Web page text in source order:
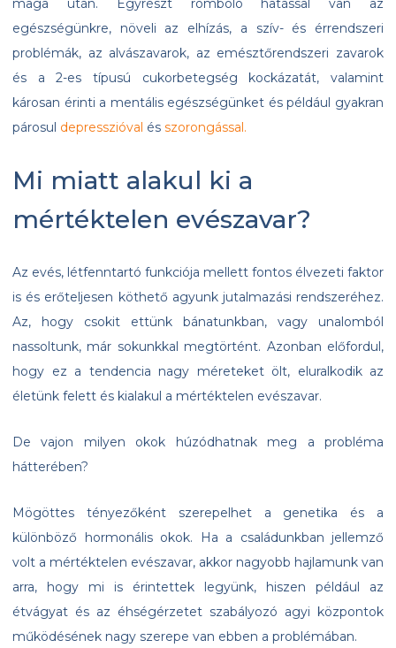
maga után. Egyrészt romboló hatással van az
egészségünkre, növeli az elhízás, a szív- és érrendszeri
problémák, az alvászavarok, az emésztőrendszeri zavarok
és a 2-es típusú cukorbetegség kockázatát, valamint
károsan érinti a mentális egészségünket és például gyakran
párosul depresszióval és szorongással.
Mi miatt alakul ki a
mértéktelen evészavar?
Az evés, létfenntartó funkciója mellett fontos élvezeti faktor
is és erőteljesen köthető agyunk jutalmazási rendszeréhez.
Az, hogy csokit ettünk bánatunkban, vagy unalomból
nassoltunk, már sokunkkal megtörtént. Azonban előfordul,
hogy ez a tendencia nagy méreteket ölt, eluralkodik az
életünk felett és kialakul a mértéktelen evészavar.
De vajon milyen okok húzódhatnak meg a probléma
hátterében?
Mögöttes tényezőként szerepelhet a genetika és a
különböző hormonális okok. Ha a családunkban jellemző
volt a mértéktelen evészavar, akkor nagyobb hajlamunk van
arra, hogy mi is érintettek legyünk, hiszen például az
étvágyat és az éhségérzetet szabályozó agyi központok
működésének nagy szerepe van ebben a problémában.